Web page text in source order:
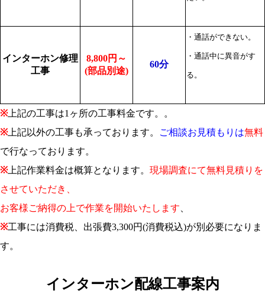
インターホン修理
工事
8,800円～
(部品別途)
60分
・通話ができない。
・通話中に異音がす
る。
※上記の工事は1ヶ所の工事料金です。。
※上記以外の工事も承っております。 ご相談お見積もりは無料
で行なっております。
※上記作業料金は概算となります。 現場調査にて無料見積りを
させていただき、
お客様ご納得の上で作業を開始いたします
※工事には消費税、出張費3,300円(消費税込)が別必要になりま
す。
インターホン配線工事案内